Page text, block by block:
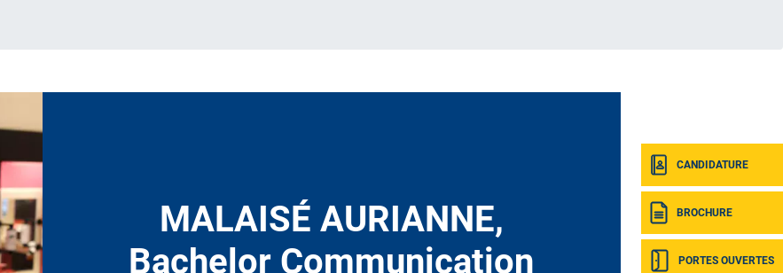
CANDIDATURE
BROCHURE
PORTES OUVERTES
MALAISÉ AURIANNE,
Bachelor Communication